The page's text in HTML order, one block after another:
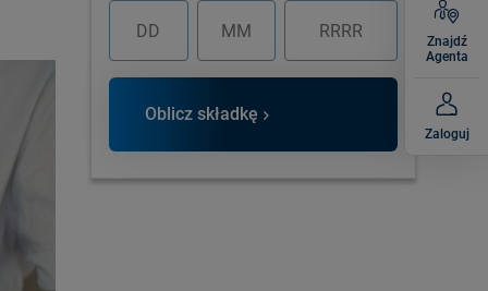
Oblicz składkę
Znajdź
Agenta
Zaloguj